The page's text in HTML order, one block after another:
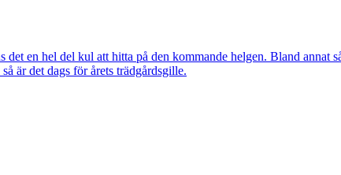
en hel del kul att hitta på den kommande helgen. Bland
är det dags för årets trädgårdsgille.